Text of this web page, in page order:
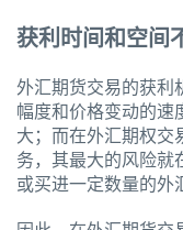
获利时间和空间
外汇期货交易的获利
幅度和价格变动的速
大；而在外汇期权交
务，其最大的风险就
或买进一定数量的外